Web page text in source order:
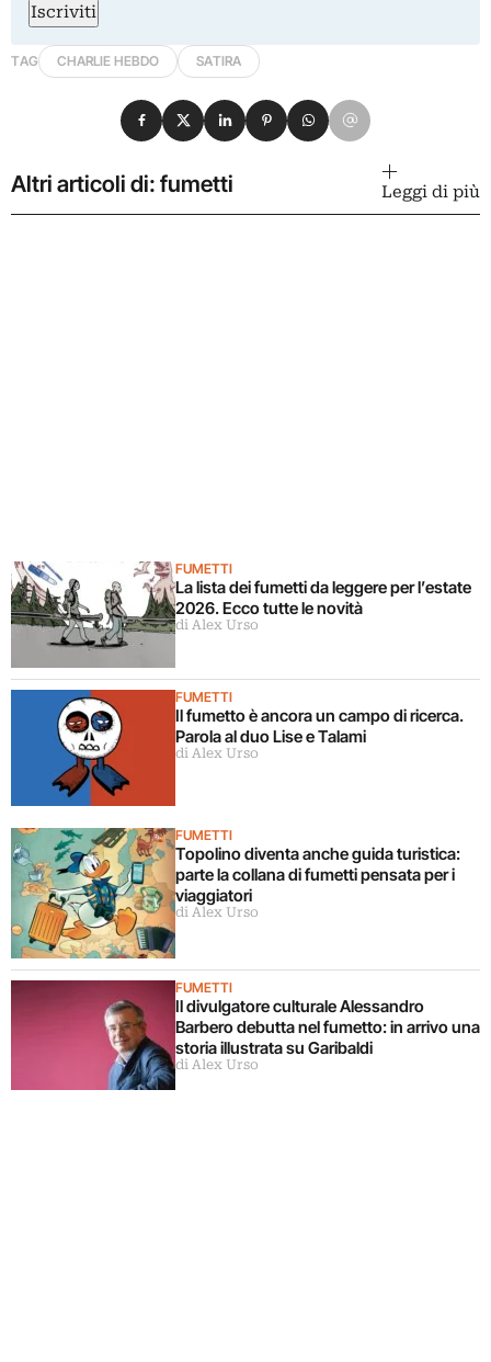
Iscriviti
TAG CHARLIE HEBDO SATIRA
Condividi su Facebook
Condividi su X
Condividi su LinkedIn
Condividi su Pinterest
Condividi su WhatsApp
Condividi su Email
Altri articoli di: fumetti Leggi di più
FUMETTI
La lista dei fumetti da leggere per l’estate
2026. Ecco tutte le novità
di Alex Urso
FUMETTI
Il fumetto è ancora un campo di ricerca.
Parola al duo Lise e Talami
di Alex Urso
FUMETTI
Topolino diventa anche guida turistica:
parte la collana di fumetti pensata per i
viaggiatori
di Alex Urso
FUMETTI
Il divulgatore culturale Alessandro
Barbero debutta nel fumetto: in arrivo una
storia illustrata su Garibaldi
di Alex Urso